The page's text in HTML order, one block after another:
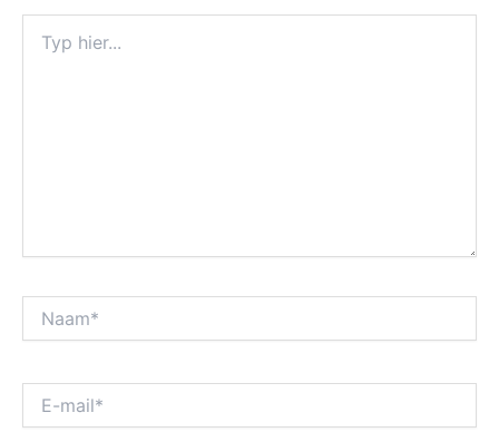
hier...
mail*